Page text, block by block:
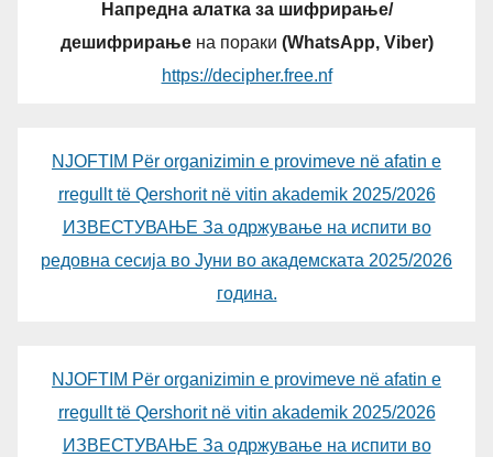
Напредна алатка за шифрирање/
дешифрирањена пораки (WhatsApp, Viber)
https://decipher.free.nf
NJOFTIM Për organizimin e provimeve në afatin e
rregullt të Qershorit në vitin akademik 2025/2026
ИЗВЕСТУВАЊЕ За одржување на испити во
редовна сесија во Јуни во академската 2025/2026
година.
NJOFTIM Për organizimin e provimeve në afatin e
rregullt të Qershorit në vitin akademik 2025/2026
ИЗВЕСТУВАЊЕ За одржување на испити во